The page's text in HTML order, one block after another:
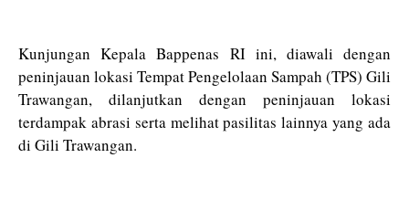
Kunjungan Kepala Bappenas RI ini, diawali dengan
peninjauan lokasi Tempat Pengelolaan Sampah (TPS) Gili
Trawangan, dilanjutkan dengan peninjauan lokasi
terdampak abrasi serta melihat pasilitas lainnya yang ada
di Gili Trawangan.